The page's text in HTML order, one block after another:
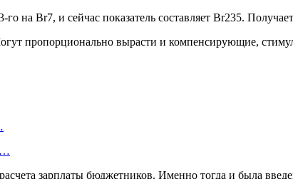
на Br7, и сейчас показатель составляет Br235.
пропорционально вырасти и компенсирующие,
зарплаты бюджетников. Именно тогда и была